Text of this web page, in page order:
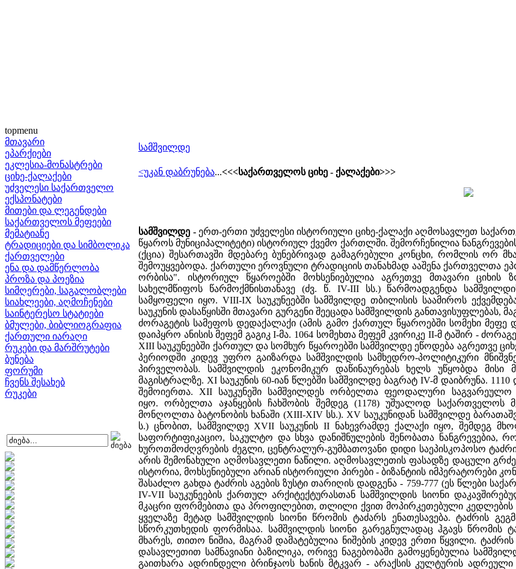
topmenu
მთავარი
ეპარქიები
ეკლესია-მონასტრები
ციხე-ქალაქები
უძველესი საქართველო
ექსპონატები
მითები და ლეგენდები
საქართველოს მეფეები
მემატიანე
ტრადიციები და სიმბოლიკა
ქართველები
ენა და დამწერლობა
პროზა და პოეზია
სიმღერები, საგალობლები
სიახლეები, აღმოჩენები
საინტერესო სტატიები
ბმულები, ბიბლიოგრაფია
ქართული იარაღი
რუკები და მარშრუტები
ბუნება
ფორუმი
ჩვენს შესახებ
რუკები
სამშვილდე
<უკან დაბრუნება...<<<საქართველოს ციხე - ქალაქები>>>
სამშვილდე -ერთ-ერთი უძველესი ისტორიული ციხე-ქალაქი აღმოსავლეთ
წყაროს მუნიციპალიტეტი) ისტორიულ ქვემო ქართლში. შემორჩენილია
(ქცია) შესართავში მდებარე ბუნებრივად გამაგრებული კონცხი, რომლის ორ
შემოუყვებოდა. ქართული ეროვნული ტრადიციის თანახმად ააშენა ქართველთა
ორბისა". ისტორიულ წყაროებში მოხსენიებულია აგრეთვე მთავარი
სახელმწიფოს წარმოქმნისთანავე (ძვ. წ. IV-III სს.) წარმოადგენდა
სამყოფელი იყო. VIII-IX საუკუნეებში სამშვილდე თბილისის საამიროს
საუკუნის დასაწყისში მთავარი გურგენი შეეცადა სამშვილდის
ძორაგეტის სამეფოს დედაქალაქი (ამის გამო ქართულ წყაროებში სომეხი მეფე
დაიპყრო ანისის მეფემ გაგიკ I-მა. 1064 სომეხთა მეფემ კვირიკე II-მ ტაშირ -
XIII საუკუნეებში ქართულ და სომხურ წყაროებში სამშვილდე ეწოდება აგრეთვე
პერიოდში კიდევ უფრო გაიზარდა სამშვილდის სამხედრო-პოლიტიკური
პირველობას. სამშვილდის ეკონომიკურ დაწინაურებას ხელს უწყობდა მისი
მაგისტრალზე. XI საუკუნის 60-იან წლებში სამშვილდე ბაგრატ IV-მ დაიბრუნა.
შემოიერთა. XII საუკუნეში სამშვილდეს ორბელთა ფეოდალური
იყო. ორბელთა აჯანყების ჩახშობის შემდეგ (1178) უშუალოდ საქართველოს
მონღოლთა ბატონობის ხანაში (XIII-XIV სს.). XV საუკუნიდან სამშვილდე
ს.) ცნობით, სამშვილდე XVII საუკუნის II ნახევრამდე ქალაქი იყო, შემდეგ
საფორტიფიკაციო, საკულტო და სხვა დანიშნულების შენობათა ნანგრევებია,
ხუროთმოძღვრების ძეგლი, ცენტრალურ-გუმბათოვანი დიდი საეპისკოპოსო
არის შემონახული აღმოსავლეთი ნაწილი. აღმოსავლეთის ფასადზე დაცული
ისტორია, მოხსენიებული არიან ისტორიული პირები - ბიზანტიის იმპერატორები
შასაძლო გახდა ტაძრის აგების ზუსტი თარიღის დადგენა - 759-777 (ეს წლები
IV-VII საუკუნეების ქართულ არქიტექტურასთან სამშვილდის სიონი
მკაცრი ფორმებითა და პროფილებით, თლილი ქვით მოპირკეთებული
ყველაზე მეტად სამშვილდის სიონი წრომის ტაძარს ენათესავება. ტაძრის
სწორკუთხედის ფორმისაა. სამშვილდის სიონი გარეგნულადაც ჰგავს წრომის
მხარეს, თითო ნიშია, მაგრამ დამატებულია ნიშების კიდევ ერთი წყვილი.
დასავლეთით სამნავიანი ბაზილიკა, ორივე ნაგებობაში გამოყენებულია
გაითხარა ადრინდელი ბრინჯაოს ხანის მტკვარ - არაქსის კულტურის